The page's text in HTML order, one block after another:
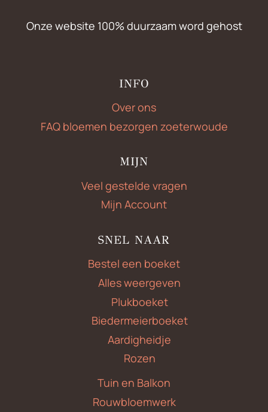
Onze website 100% duurzaam word gehost
INFO
Over ons
FAQ bloemen bezorgen zoeterwoude
MIJN
Veel gestelde vragen
Mijn Account
SNEL NAAR
Bestel een boeket
Alles weergeven
Plukboeket
Biedermeierboeket
Aardigheidje
Rozen
Tuin en Balkon
Rouwbloemwerk